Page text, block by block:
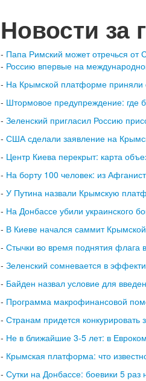
Новости
- Папа Римский может отречься от
- Россию впервые на
- На Крымской платформе приняли
- Штормовое предупреждение: где
- Зеленский пригласил Россию
- США сделали заявление на
- Центр Киева перекрыт: карта
- На борту 100 человек: из
- У Путина назвали Крымскую
- На Донбассе убили украинского
- В Киеве начался саммит
- Стычки во время поднятия флага
- Зеленский сомневается в
- Байден назвал условие для
- Программа макрофинансовой
- Странам придется конкурировать
- Не в ближайшие 3-5 лет: в
- Крымская платформа: что
- Сутки на Донбассе: боевики 5